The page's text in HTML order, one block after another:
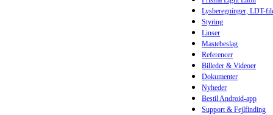
Lysberegninger, LDT-
Styring
Linser
Mastebeslag
Referencer
Billeder & Videoer
Dokumenter
Nyheder
Bestil Android-app
Support & Fejlfinding